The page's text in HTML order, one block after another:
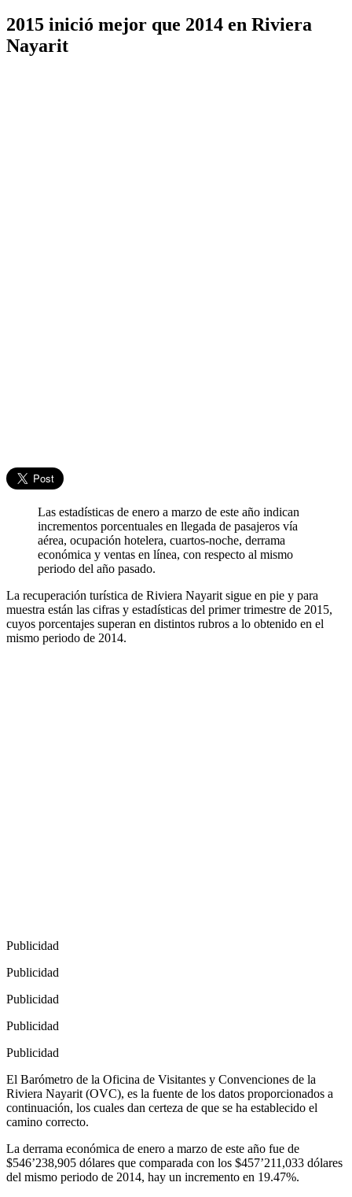
2015 inició mejor que 2014 en Riviera
Nayarit
Las estadísticas de enero a marzo de este año indican
incrementos porcentuales en llegada de pasajeros vía
aérea, ocupación hotelera, cuartos-noche, derrama
económica y ventas en línea, con respecto al mismo
periodo del año pasado.
La recuperación turística de Riviera Nayarit sigue en pie y para
muestra están las cifras y estadísticas del primer trimestre de 2015,
cuyos porcentajes superan en distintos rubros a lo obtenido en el
mismo periodo de 2014.
Publicidad
Publicidad
Publicidad
Publicidad
Publicidad
El Barómetro de la Oficina de Visitantes y Convenciones de la
Riviera Nayarit (OVC), es la fuente de los datos proporcionados a
continuación, los cuales dan certeza de que se ha establecido el
camino correcto.
La derrama económica de enero a marzo de este año fue de
$546’238,905 dólares que comparada con los $457’211,033 dólares
del mismo periodo de 2014, hay un incremento en 19.47%.